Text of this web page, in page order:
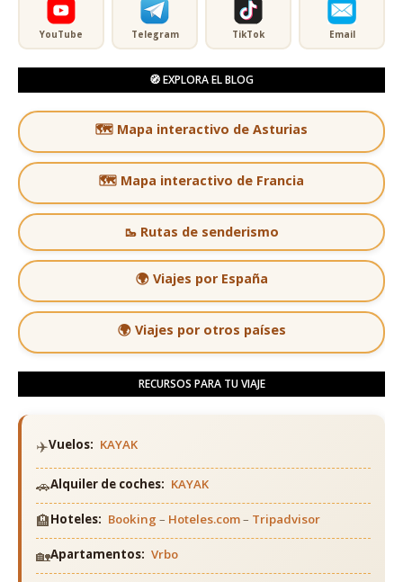
YouTube Telegram TikTok Email
🧭 EXPLORA EL BLOG
🗺️ Mapa interactivo de Asturias
🗺️ Mapa interactivo de Francia
🥾 Rutas de senderismo
🌍 Viajes por España
🌍 Viajes por otros países
RECURSOS PARA TU VIAJE
✈️Vuelos: KAYAK
🚗Alquiler de coches: KAYAK
🏨Hoteles: Booking – Hoteles.com– Tripadvisor
🏡Apartamentos: Vrbo